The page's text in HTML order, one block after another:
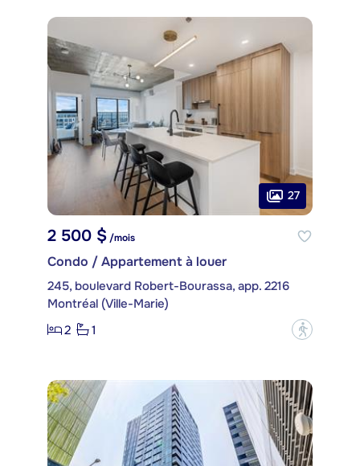
27
2 500 $/mois
Condo / Appartement à louer
245, boulevard Robert-Bourassa, app. 2216
Montréal (Ville-Marie)
2
1 ?